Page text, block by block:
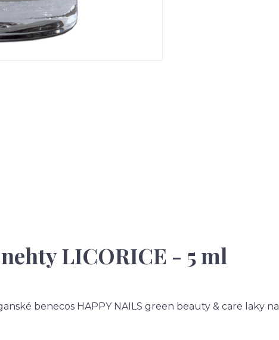
LICORICE - 5 ml
benecos HAPPY NAILS green beauty & care laky na